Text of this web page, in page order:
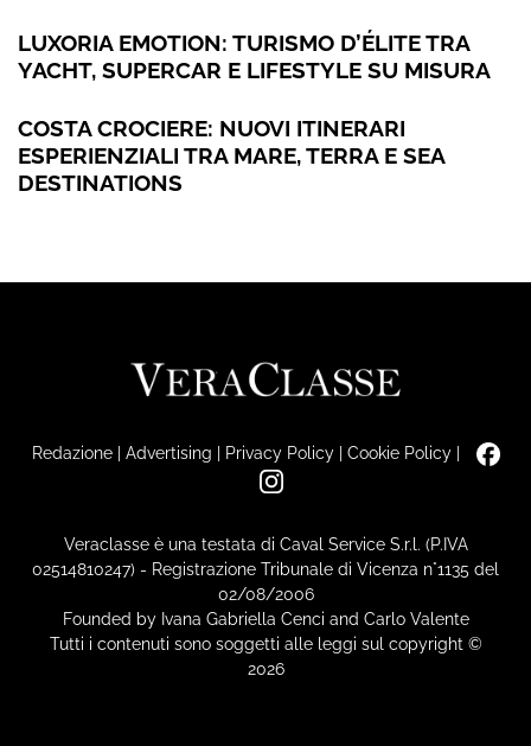
LUXORIA EMOTION: TURISMO D’ÉLITE TRA
YACHT, SUPERCAR E LIFESTYLE SU MISURA
COSTA CROCIERE: NUOVI ITINERARI
ESPERIENZIALI TRA MARE, TERRA E SEA
DESTINATIONS
Redazione| Advertising | Privacy Policy| Cookie Policy|
Veraclasse è una testata di Caval Service S.r.l. (P.IVA
02514810247) - Registrazione Tribunale di Vicenza n°1135 del
02/08/2006
Founded by Ivana Gabriella Cenci and Carlo Valente
Tutti i contenuti sono soggetti alle leggi sul copyright ©
2026